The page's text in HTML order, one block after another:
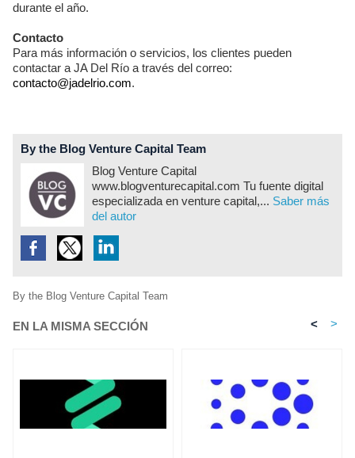
durante el año.
Contacto
Para más información o servicios, los clientes pueden
contactar a JA Del Río a través del correo:
contacto@jadelrio.com.
By the Blog Venture Capital Team
Blog Venture Capital
www.blogventurecapital.com Tu fuente digital
especializada en venture capital,... Saber más
del autor
By the Blog Venture Capital Team
EN LA MISMA SECCIÓN < >